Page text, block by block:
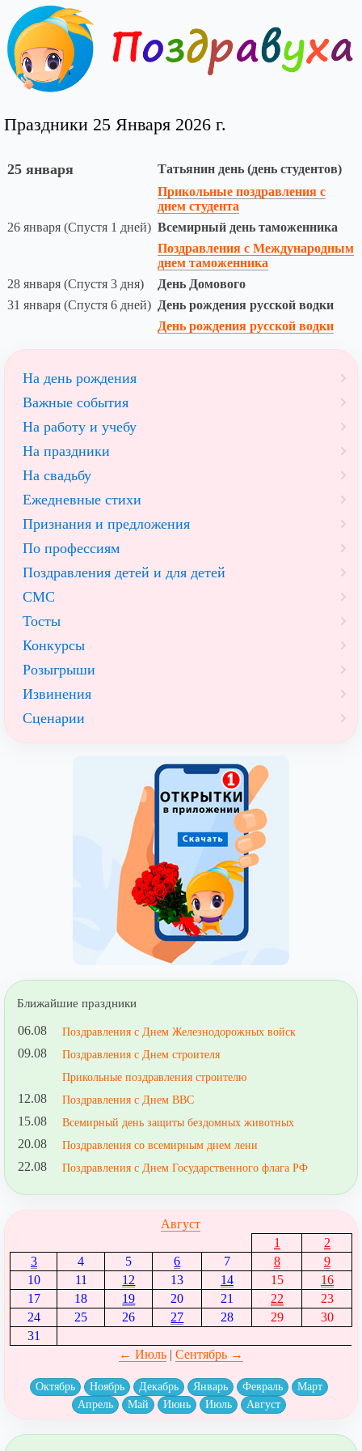
Праздники 25 Января 2026 г.
25 января
Татьянин день (день студентов)
Прикольные поздравления с
днем студента
26 января (Спустя 1 дней) Всемирный день таможенника
Поздравления с Международным
днем таможенника
28 января (Спустя 3 дня)
День Домового
31 января (Спустя 6 дней) День рождения русской водки
День рождения русской водки
На день рождения
Важные события
На работу и учебу
На праздники
На свадьбу
Ежедневные стихи
Признания и предложения
По профессиям
Поздравления детей и для детей
СМС
Тосты
Конкурсы
Розыгрыши
Извинения
Сценарии
Ближайшие праздники
06.08 Поздравления с Днем Железнодорожных войск
09.08
Поздравления с Днем строителя
Прикольные поздравления строителю
12.08 Поздравления с Днем ВВС
15.08 Всемирный день защиты бездомных животных
20.08 Поздравления со всемирным днем лени
22.08 Поздравления с Днем Государственного флага РФ
Август
1
2
3
4 5 6 7 8
9
10
11 12 13 14 15
16
17
18 19 20 21 22
23
24
25 26 27 28 29
30
31
← Июль| Сентябрь →
Октябрь Ноябрь Декабрь Январь Февраль
Март
Апрель
Май Июнь Июль Август